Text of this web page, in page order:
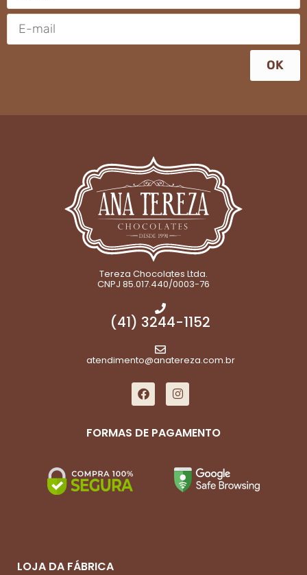
OK
Tereza Chocolates Ltda.
CNPJ 85.017.440/0003-76
(41) 3244-1152
atendimento@anatereza.com.br
FORMAS DE PAGAMENTO
LOJA DA FÁBRICA